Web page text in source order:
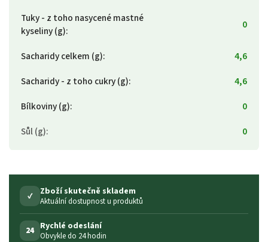
Tuky - z toho nasycené mastné
kyseliny (g): 0
Sacharidy celkem (g):
4,6
Sacharidy - z toho cukry (g):
4,6
Bílkoviny (g):
0
Sůl (g): 0
✓ Zboží skutečně skladem
Aktuální dostupnost u produktů
24 Rychlé odeslání
Obvykle do 24 hodin